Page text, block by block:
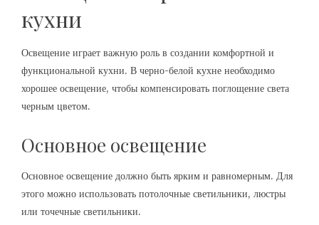
кухни
Освещение играет важную роль в создании комфортной и
функциональной кухни. В черно-белой кухне необходимо
хорошее освещение, чтобы компенсировать поглощение света
черным цветом.
Основное освещение
Основное освещение должно быть ярким и равномерным. Для
этого можно использовать потолочные светильники, люстры
или точечные светильники.